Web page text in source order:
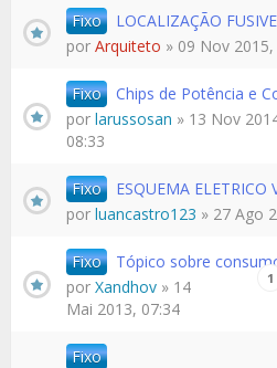
Fixo
LOCALIZAÇÃO
por Arquiteto » 09 Nov
Fixo Chips de Potência e
por larussosan » 13 Nov
08:33
Fixo ESQUEMA ELETRICO
por luancastro123 » 27 Ago
Fixo Tópico sobre
1
por Xandhov » 14
Mai 2013, 07:34
Fixo